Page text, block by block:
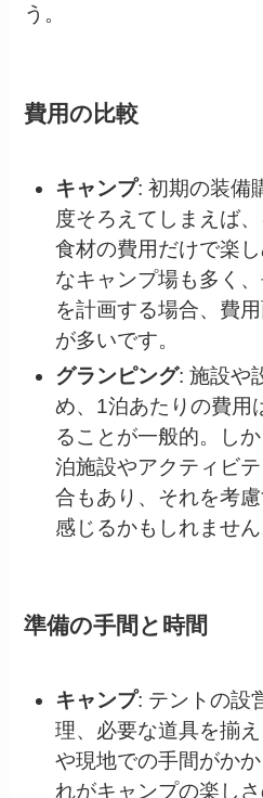
う。
費用の比較
キャンプ: 初期の装備
度そろえてしまえば
食材の費用だけで楽
なキャンプ場も多く
を計画する場合、費
が多いです。
グランピング: 施設や
め、1泊あたりの費用
ることが一般的。し
泊施設やアクティビ
合もあり、それを考
感じるかもしれません
準備の手間と時間
キャンプ: テントの設
理、必要な道具を揃
や現地での手間がか
れがキャンプの楽し